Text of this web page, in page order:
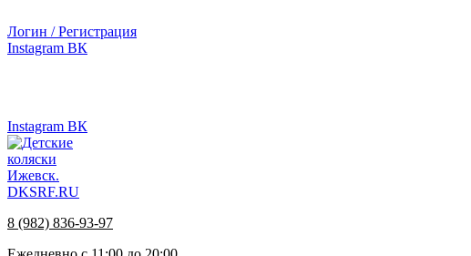
Логин / Регистрация
Instagram ВК
Instagram ВК
8 (982) 836-93-97